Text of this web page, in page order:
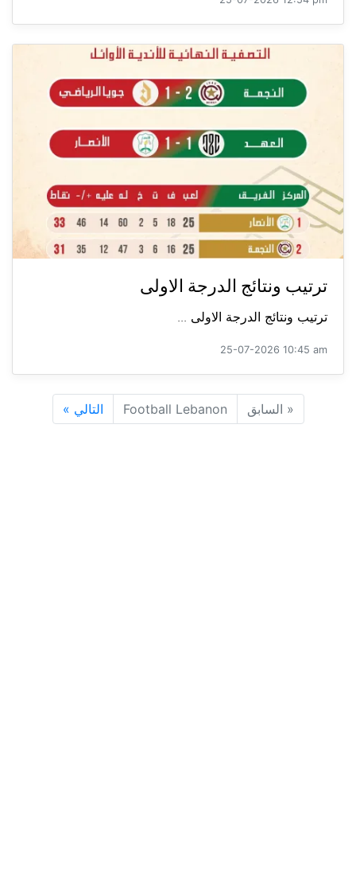
ترتيب ونتائج الدرجة الاولى
ترتيب ونتائج الدرجة الاولى ...
25-07-2026 10:45 am
« السابق Football Lebanon التالي »